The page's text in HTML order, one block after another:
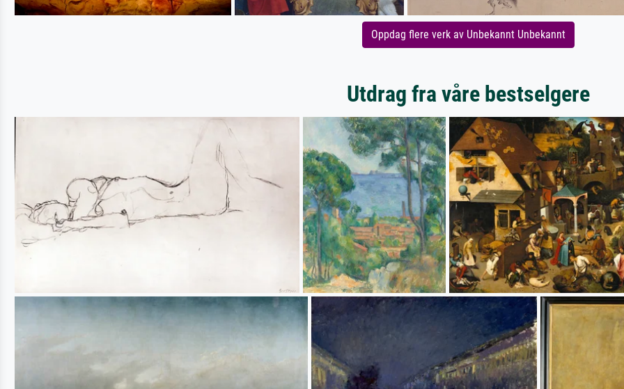
Oppdag flere verk av Unbekannt Unbekannt
Utdrag fra våre bestselgere